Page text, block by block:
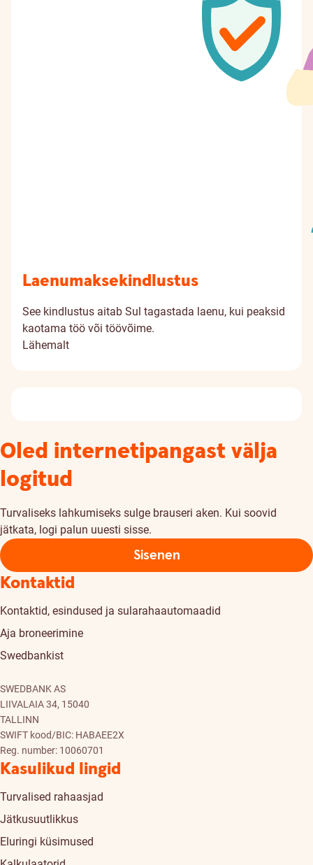
Laenumakse­kindlustus
See kindlustus aitab Sul tagastada laenu, kui peaksid
kaotama töö või töövõime.
Lähemalt
Oled internetipangast välja
logitud
Turvaliseks lahkumiseks sulge brauseri aken. Kui soovid
jätkata, logi palun uuesti sisse.
Sisenen
Kontaktid
Kontaktid, esindused ja sularahaautomaadid
Aja broneerimine
Swedbankist
SWEDBANK AS
LIIVALAIA 34, 15040
TALLINN
SWIFT kood/BIC: HABAEE2X
Reg. number: 10060701
Kasulikud lingid
Turvalised rahaasjad
Jätkusuutlikkus
Eluringi küsimused